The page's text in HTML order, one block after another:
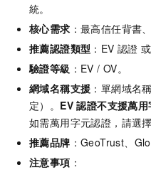
統。
核心需求 ：最高信任背書
推薦認證類型 ：EV 認證
驗證等級 ：EV / OV。
網域名稱支援 ：單網域名
定）。 EV 認證不支援萬
如需萬用字元認證，請選擇
推薦品牌 ：GeoTrust、
注意事項 ：